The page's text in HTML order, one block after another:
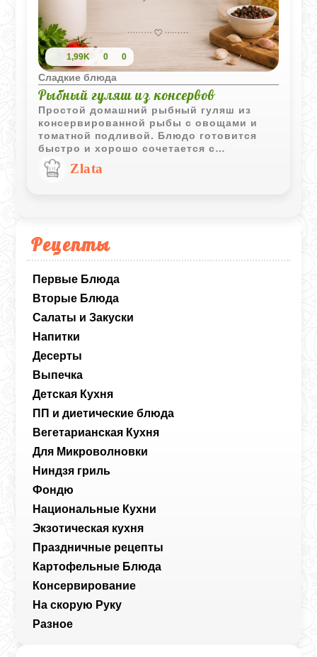
Рецепты
Первые Блюда
Вторые Блюда
Салаты и Закуски
Напитки
Десерты
Выпечка
Детская Кухня
ПП и диетические блюда
Вегетарианская Кухня
Для Микроволновки
Ниндзя гриль
Фондю
Национальные Кухни
Экзотическая кухня
Праздничные рецепты
Картофельные Блюда
Консервирование
На скорую Руку
Разное
1,99K 0 0
Сладкие блюда
Рыбный гуляш из консервов
Простой домашний рыбный гуляш из
консервированной рыбы с овощами и
томатной подливой. Блюдо готовится
быстро и хорошо сочетается с
картофельным пюре, рисом или гречкой.
Zlata